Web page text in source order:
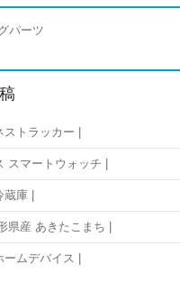
トラッカー |
スマートウォッチ |
庫 |
県産 あきたこまち |
ムデバイス |